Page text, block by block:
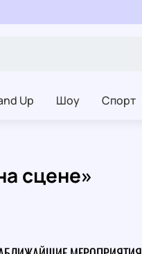
Up Шоу Спорт
сцене»